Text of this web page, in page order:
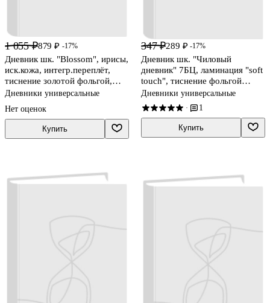
1 055 ₽879 ₽ -17%
Дневник шк. "Blossom", ирисы,
иск.кожа, интегр.переплёт,
тиснение золотой фольгой,
ляссе
Дневники универсальные
Нет оценок
Купить
347 ₽289 ₽ -17%
Дневник шк. "Чиловый
дневник" 7БЦ, ламинация "soft
touch", тиснение фольгой
«Золото»
Дневники универсальные
· 1
Купить